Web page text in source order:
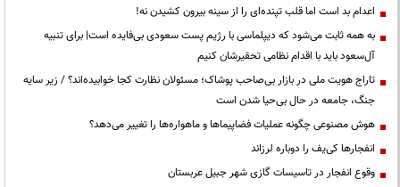
اعدام بد است اما قلب تپنده‌ای را از سینه بیرون کشیدن نه!
به همه ثابت می‌شود که دیپلماسی با رژیم پست سعودی بی‌فایده است| برای تنبیه
آل‌سعود باید با اقدام نظامی تحقیرشان کنیم
تاراج هویت ملی در بازار بی‌صاحب پوشاک؛ مسئولان نظارت کجا خوابیده‌اند؟ / زیر سایه
جنگ، جامعه در حال بی‌حیا شدن است
هوش مصنوعی چگونه عملیات فضاپیماها و ماهواره‌ها را تغییر می‌دهد؟
انفجارها کی‌یف را دوباره لرزاند
وقوع انفجار در تاسیسات گازی شهر جبیل عربستان